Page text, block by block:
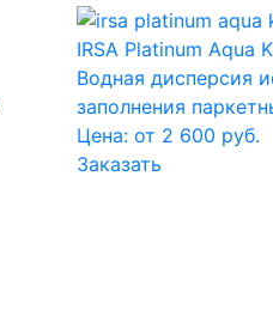
IRSA Platinum Aqua
Водная дисперсия
заполнения
Цена: от 2 600 руб.
Заказать